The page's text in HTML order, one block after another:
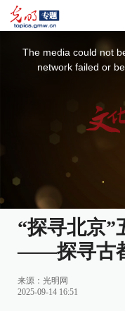
The media could not
network failed or
“探寻北京”
——探寻古
来源： 光明网
2025-09-14 16:51